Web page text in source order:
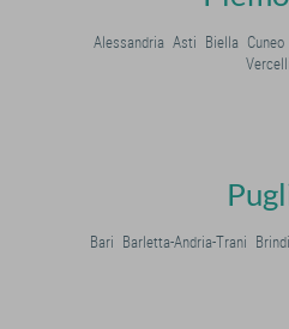
Alessandria Asti Biella Cuneo
Vercelli
Bari Barletta-Andria-Trani